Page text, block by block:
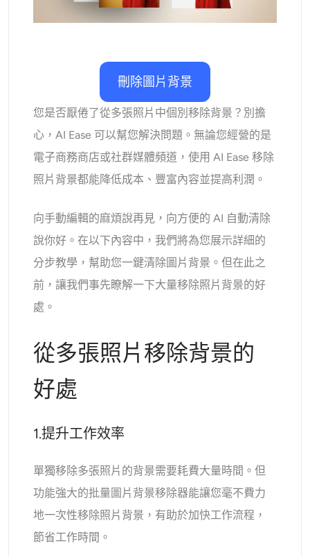
人工智慧替換器
AI 風格圖片生成器
肖像工具
髮型更換器
換衣服
AI寶貝
AI濾鏡
視頻增強器
刪除圖片背景
您是否厭倦了從多張照片中個別移除背景？別擔
心，AI Ease 可以幫您解決問題。無論您經營的是
電子商務商店或社群媒體頻道，使用 AI Ease 移除
照片背景都能降低成本、豐富內容並提高利潤。
向手動編輯的麻煩說再見，向方便的 AI 自動清除
說你好。在以下內容中，我們將為您展示詳細的
分步教學，幫助您一鍵清除圖片背景。但在此之
前，讓我們事先瞭解一下大量移除照片背景的好
處。
從多張照片移除背景的
好處
1.提升工作效率
單獨移除多張照片的背景需要耗費大量時間。但
功能強大的批量圖片背景移除器能讓您毫不費力
地一次性移除照片背景，有助於加快工作流程，
節省工作時間。